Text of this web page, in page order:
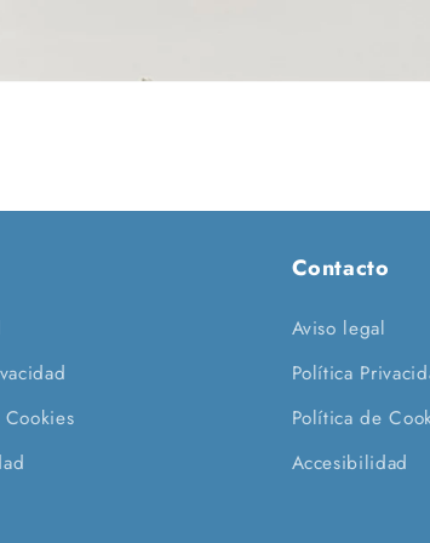
Contacto
Aviso legal
Política
Política de
Accesibilidad